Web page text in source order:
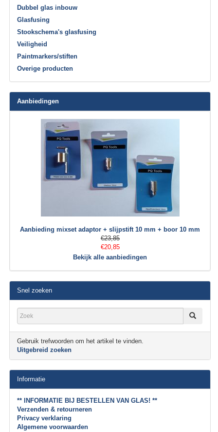
Dubbel glas inbouw
Glasfusing
Stookschema's glasfusing
Veiligheid
Paintmarkers/stiften
Overige producten
Aanbiedingen
Aanbieding mixset adaptor + slijpstift 10 mm + boor 10 mm
€23,85
€20,85
Bekijk alle aanbiedingen
Snel zoeken
Gebruik trefwoorden om het artikel te vinden.
Uitgebreid zoeken
Informatie
** INFORMATIE BIJ BESTELLEN VAN GLAS! **
Verzenden & retourneren
Privacy verklaring
Algemene voorwaarden